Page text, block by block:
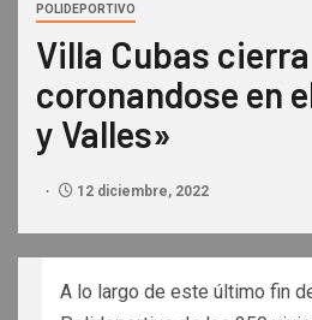
POLIDEPORTIVO
Villa Cubas
coronandose en
y Valles»
12 diciembre, 2022
A lo largo de este último fin